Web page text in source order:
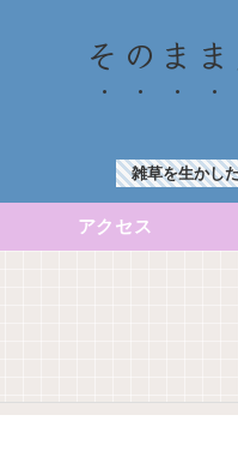
そのま
雑草を生かし
アクセス